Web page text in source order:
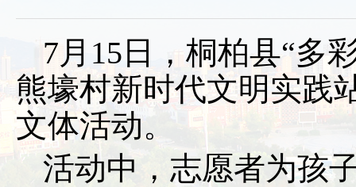
7月15日，桐柏县“多
熊壕村新时代文明实践
文体活动。
活动中，志愿者为孩